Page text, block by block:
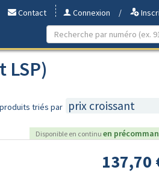
Contact Connexion /
LSP)
triés par
Disponible en continu en
137,70